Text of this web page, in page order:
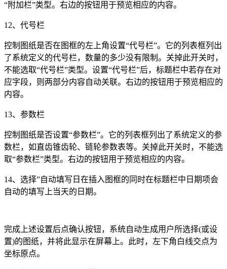
“附加栏”类型。右边的按钮用于预览相应的内容。
12、代号栏
控制图纸是否在图框的左上角设置“代号栏”。它的列表框列出
了系统定义的代号栏，数量的多少没有限制。关掉此开关时，
不能选取“代号栏”类型。设置“代号栏”后，标题栏中若存在对
应字段，则两部分内容自动关联。右边的按钮用于预览相应的
内容。
13、参数栏
控制图纸是否设置“参数栏”。它的列表框列出了系统定义的参
数栏，如直齿锥齿轮、链轮参数表等。关掉此开关时，不能选
取“参数栏”类型。右边的按钮用于预览相应的内容。
14、选择”自动填写日在插入图框的同时在标题栏中日期项会
自动的填写上当天的日期。
完成上述设置后点确认按钮，系统自动生成用户所选择(或设
置)的图纸，并将此显示在屏幕上。此时，左下角白线交点为
坐标原点。